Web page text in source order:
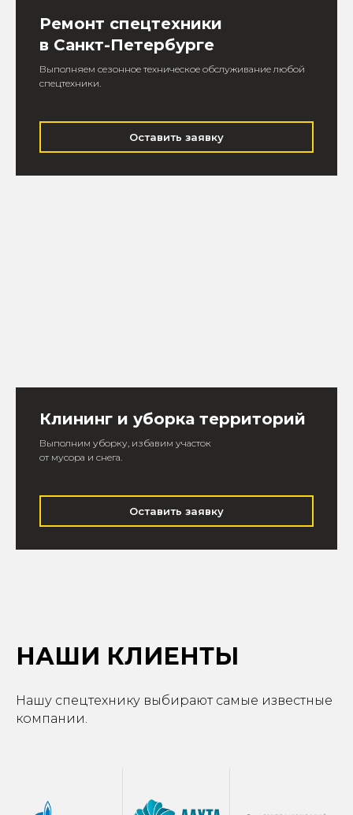
Ремонт спецтехники
в Санкт-Петербурге
Выполняем сезонное техническое обслуживание любой
спецтехники.
Оставить заявку
Клининг и уборка территорий
Выполним уборку, избавим участок
от мусора и снега.
Оставить заявку
НАШИ КЛИЕНТЫ
Нашу спецтехнику выбирают самые известные
компании.